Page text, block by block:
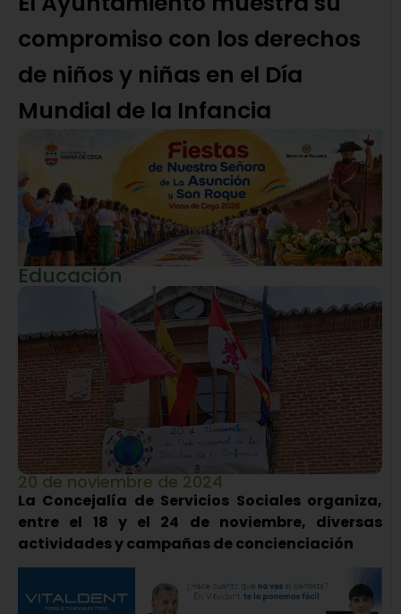
compromiso con los derechos
de niños y niñas en el Día
Mundial de la Infancia
Educación
20 de noviembre de 2024
La Concejalía de Servicios Sociales organiza,
entre el 18 y el 24 de noviembre, diversas
actividades y campañas de concienciación